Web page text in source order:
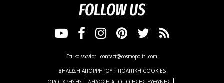
FOLLOW US
Επικοινωνία: contact@cosmopoliti.com
ΔΗΛΩΣΗ ΑΠΟΡΡΗΤΟΥ
ΠΟΛΙΤΙΚΗ COOKIES